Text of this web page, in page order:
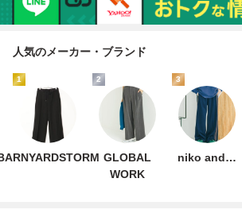
人気のメーカー・ブランド
1 2
GLOBAL
WORK
3
niko and…